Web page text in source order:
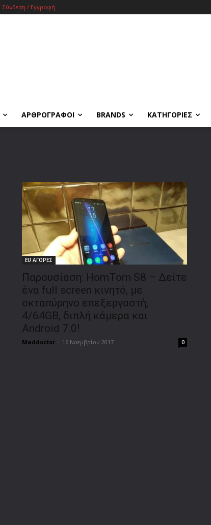
Σύνδεση / Εγγραφή
ΑΡΘΡΟΓΡΑΦΟΙ BRANDS ΚΑΤΗΓΟΡΙΕΣ
EU ΑΓΟΡΕΣ
Παρουσίαση: HomTom S8 – Δείτε
ένα full screen κινητό, με
οκταπύρηνο επεξεργαστή,
4/64GB, διπλή κάμερα και
Android 7.0!
Maddoctor - 16 Νοεμβρίου 2017 0